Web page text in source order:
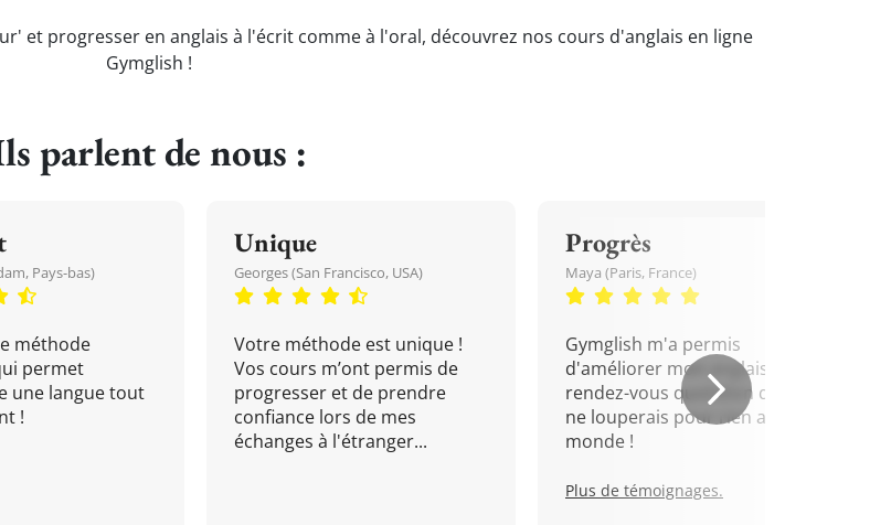
et progresser en anglais à l'écrit comme à l'oral, découvrez nos cours d'anglais en ligne
Gymglish !
parlent de nous :
Pays-bas)
méthode
permet
une langue tout
!
Unique
Georges (San Francisco, USA)
Votre méthode est unique !
Vos cours m’ont permis de
progresser et de prendre
confiance lors de mes
échanges à l'étranger...
Progrès
Maya (Paris, France)
Gymglish m'a permis
d'améliorer mon anglais. Un
rendez-vous quotidien que je
ne louperais pour rien au
monde !
Plus de témoignages.